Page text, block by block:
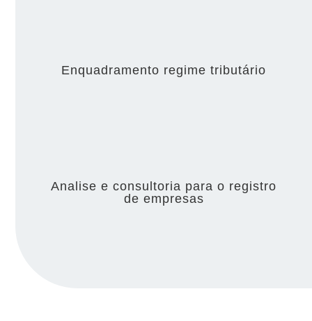
Enquadramento regime tributário
Analise e consultoria para o registro
de empresas